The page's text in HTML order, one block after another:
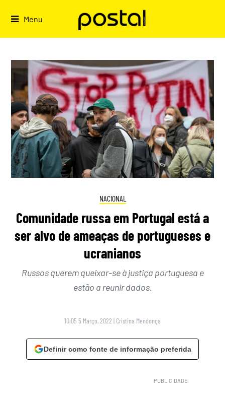
Menu
NACIONAL
Comunidade russa em Portugal está a
ser alvo de ameaças de portugueses e
ucranianos
Russos querem queixar-se à justiça portuguesa e
estão a reunir dados.
10:05 5 Março, 2022 | Cristina Mendonça
Definir como fonte de informação preferida